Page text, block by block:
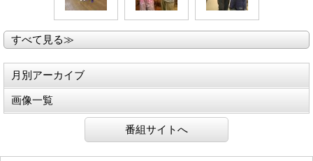
すべて見る≫
月別アーカイブ
画像一覧
番組サイトへ